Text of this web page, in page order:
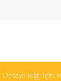
Detaylı Bilgi İçin